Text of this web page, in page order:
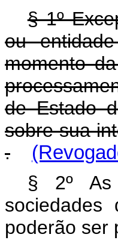
§ 1º
ou
momento
de Estado
sobre sua
.
§ 2º As
sociedades
poderão ser